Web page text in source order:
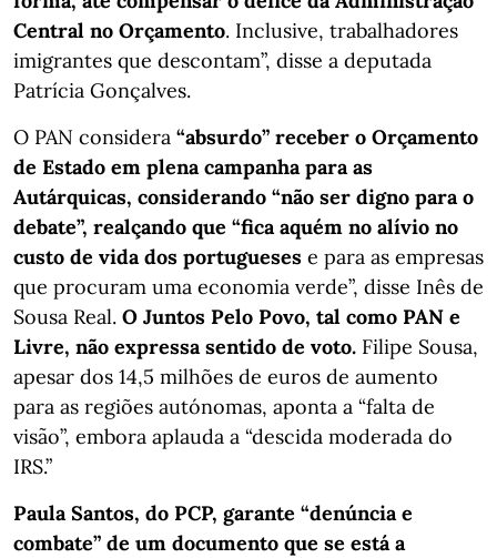
Central no Orçamento. Inclusive, trabalhadores
imigrantes que descontam”, disse a deputada
Patrícia Gonçalves.
O PAN considera “absurdo” receber o Orçamento
de Estado em plena campanha para as
Autárquicas, considerando “não ser digno para o
debate”, realçando que “fica aquém no alívio no
custo de vida dos portugueses e para as empresas
que procuram uma economia verde”, disse Inês de
Sousa Real. O Juntos Pelo Povo, tal como PAN e
Livre, não expressa sentido de voto. Filipe Sousa,
apesar dos 14,5 milhões de euros de aumento
para as regiões autónomas, aponta a “falta de
visão”, embora aplauda a “descida moderada do
IRS.”
Paula Santos, do PCP, garante “denúncia e
combate” de um documento que se está a